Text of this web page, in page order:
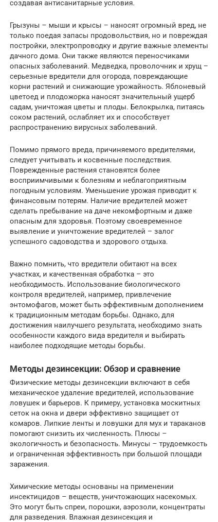
создавая антисанитарные условия.
Грызуны – мыши и крысы – наносят огромный вред, не
только поедая запасы продовольствия, но и повреждая
постройки, электропроводку и другие важные элементы
дачного дома. Они также являются переносчиками
опасных заболеваний. Медведка, проволочник и хрущ –
серьезные вредители для огорода, повреждающие
корни растений и снижающие урожайность. Яблоневый
цветоед и плодожорка наносят значительный ущерб
садам, уничтожая цветы и плоды. Белокрылка, питаясь
соком растений, ослабляет их и способствует
распространению вирусных заболеваний.
Помимо прямого вреда, причиняемого вредителями,
следует учитывать и косвенные последствия.
Поврежденные растения становятся более
восприимчивыми к болезням и неблагоприятным
погодным условиям. Уменьшение урожая приводит к
финансовым потерям. Наличие вредителей может
сделать пребывание на даче некомфортным и даже
опасным для здоровья. Поэтому своевременное
выявление и уничтожение вредителей – залог
успешного садоводства и здорового отдыха.
Важно помнить, что вредители обитают на всех
участках, и качественная обработка – это
необходимость. Использование биологического
контроля вредителей, например, привлечение
энтомофагов, может быть эффективным дополнением
к традиционным методам борьбы. Однако, для
достижения наилучшего результата, необходимо знать
особенности каждого вида вредителя и выбирать
наиболее подходящие методы борьбы.
Методы дезинсекции: Обзор и сравнение
Физические методы дезинсекции включают в себя
механическое удаление вредителей, использование
ловушек и барьеров. К примеру, установка москитных
сеток на окна и двери эффективно защищает от
комаров. Липкие ленты и ловушки для мух и тараканов
помогают снизить их численность. Плюсы –
экологичность и безопасность. Минусы – трудоемкость
и ограниченная эффективность при большой площади
заражения.
Химические методы основаны на применении
инсектицидов – веществ, уничтожающих насекомых.
Это могут быть спреи, порошки, аэрозоли, концентраты
для разведения. Влажная дезинсекция и